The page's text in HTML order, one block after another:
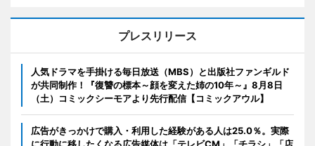
プレスリリース
人気ドラマを手掛ける毎日放送（MBS）と出版社ファンギルド
が共同制作！『復讐の標本～顔を変えた姉の10年～』8月8日
（土）コミックシーモアより先行配信【コミックアウル】
広告がきっかけで購入・利用した経験がある人は25.0％。実際